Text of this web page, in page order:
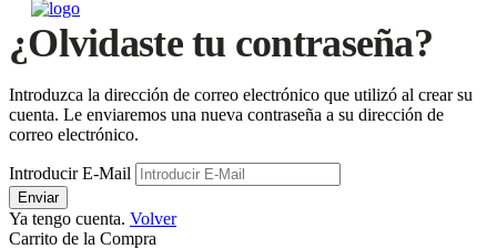
¿Olvidaste tu contraseña?
Introduzca la dirección de correo electrónico que utilizó al crear su
cuenta. Le enviaremos una nueva contraseña a su dirección de
correo electrónico.
Introducir E-Mail
Enviar
Ya tengo cuenta. Volver
Carrito de la Compra